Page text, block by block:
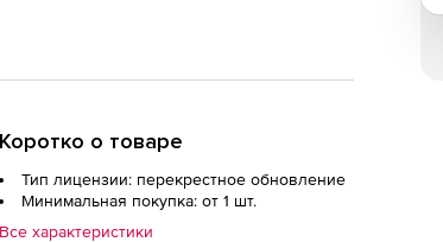
Коротко о товаре
Тип лицензии: перекрестное обновление
Минимальная покупка: от 1 шт.
Все характеристики